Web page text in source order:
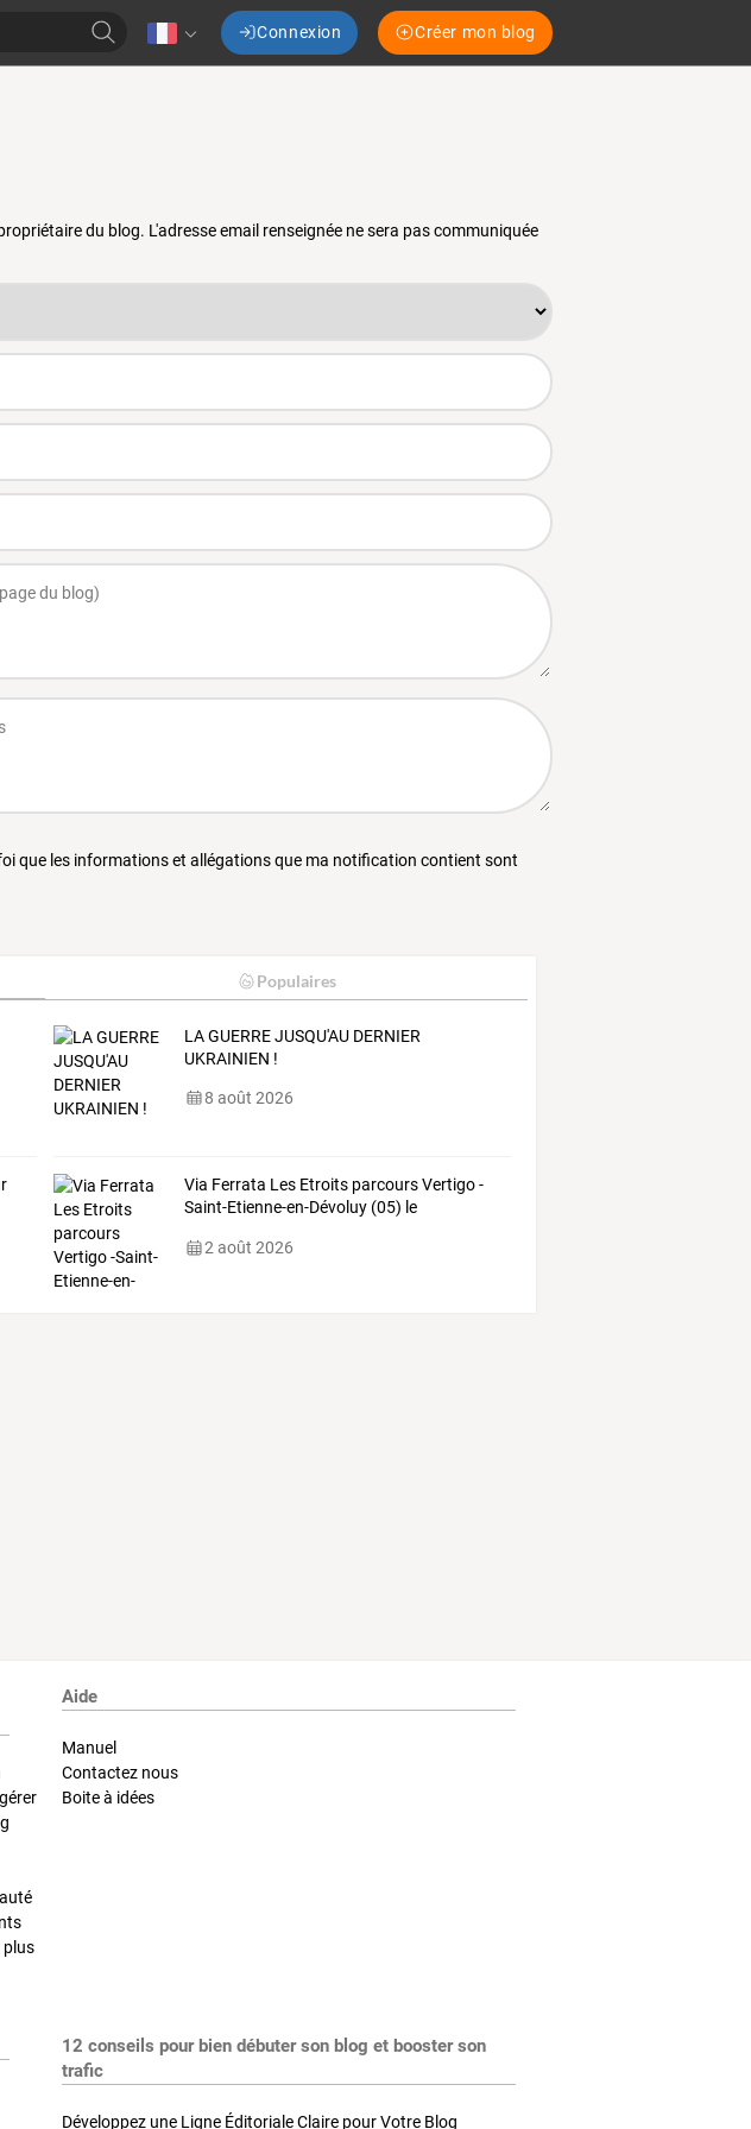
Connexion Créer mon blog
du blog. L'adresse email renseignée ne sera pas communiquée
que les informations et allégations que ma notification contient sont
Populaires
LA GUERRE JUSQU'AU DERNIER
UKRAINIEN !
8 août 2026
Via Ferrata Les Etroits parcours Vertigo -
Saint-Etienne-en-Dévoluy (05) le
2 août 2026
plus
Aide
Manuel
Contactez nous
Boite à idées
12 conseils pour bien débuter son blog et booster son
trafic
Développez une Ligne Éditoriale Claire pour Votre Blog